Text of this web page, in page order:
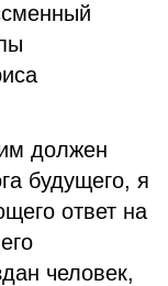
должен
будущего, я
ответ на
человек,